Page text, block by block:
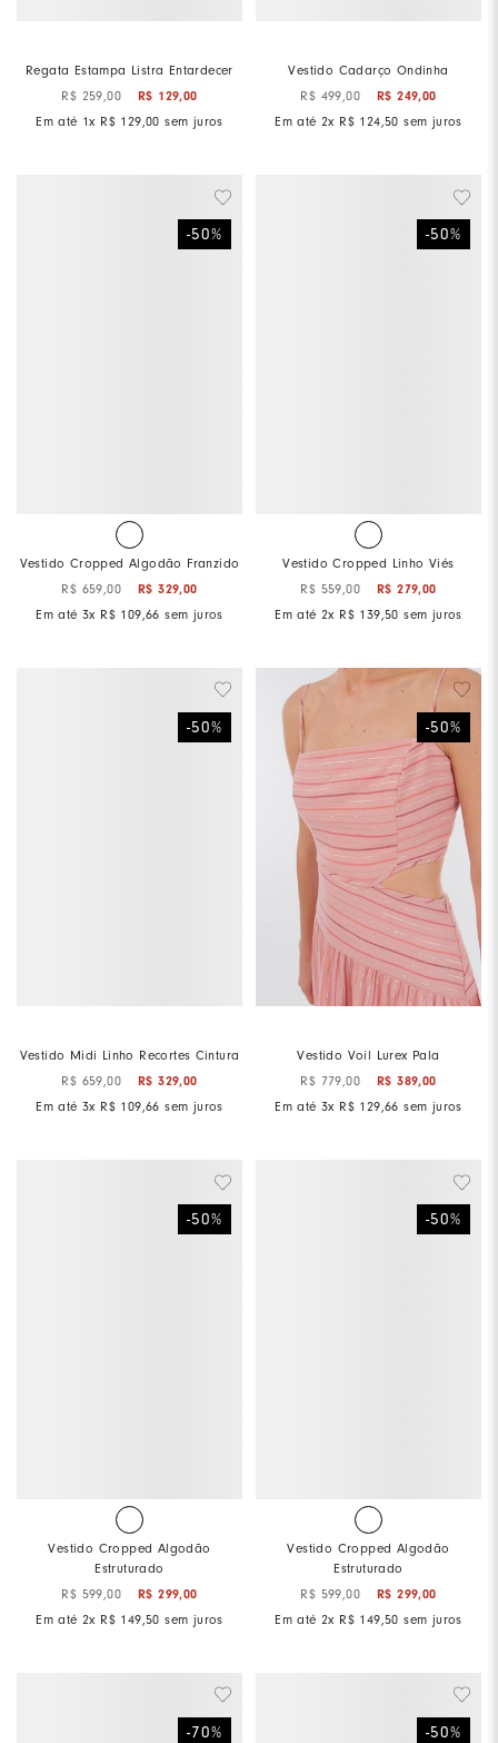
Regata Estampa Listra Entardecer
R$ 259,00 R$ 129,00
Em até 1x R$ 129,00 sem juros
Vestido Cadarço Ondinha
R$ 499,00 R$ 249,00
Em até 2x R$ 124,50 sem juros
-50%
Vestido Cropped Algodão Franzido
R$ 659 ,00 R$ 329,00
Em até 3x R$ 109 ,66 sem juros
-50%
Vestido Cropped Linho Viés
R$ 559 ,00 R$ 279,00
Em até 2x R$ 139 ,50 sem juros
-50%
Vestido Midi Linho Recortes Cintura
R$ 659,00 R$ 329,00
Em até 3x R$ 109,66 sem juros
-50%
Vestido Voil Lurex Pala
R$ 779,00 R$ 389,00
Em até 3x R$ 129,66 sem juros
-50%
Vestido Cropped Algodão
Estruturado
R$ 599 ,00 R$ 299,00
Em até 2x R$ 149 ,50 sem juros
-50%
Vestido Cropped Algodão
Estruturado
R$ 599 ,00 R$ 299,00
Em até 2x R$ 149 ,50 sem juros
-70% -50%